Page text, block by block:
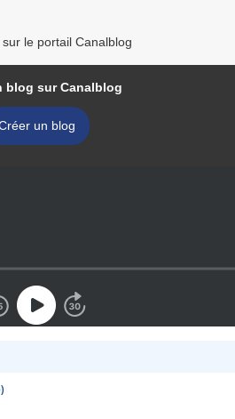
le portail Canalblog
blog sur Canalblog
un blog